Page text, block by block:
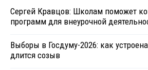
Сергей Кравцов: Школам поможет
программ для внеурочной
Выборы в Госдуму-2026: как
длится созыв